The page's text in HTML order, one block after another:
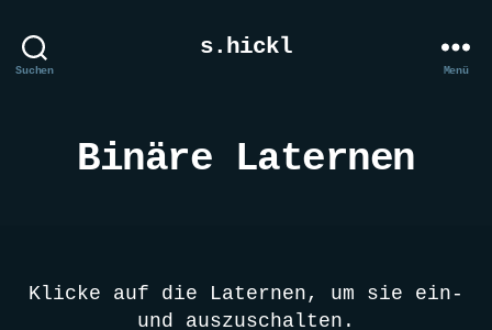
Suchen
s.hickl
Menü
Binäre Laternen
Klicke auf die Laternen, um sie ein-
und auszuschalten.